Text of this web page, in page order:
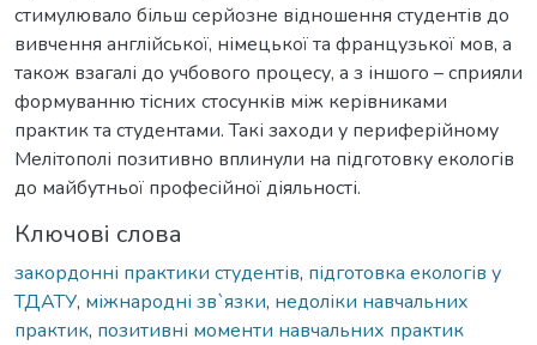
стимулювало більш серйозне відношення студентів до
вивчення англійської, німецької та французької мов, а
також взагалі до учбового процесу, а з іншого – сприяли
формуванню тісних стосунків між керівниками
практик та студентами. Такі заходи у периферійному
Мелітополі позитивно вплинули на підготовку екологів
до майбутньої професійної діяльності.
Ключові слова
закордонні практики студентів, підготовка екологів у
ТДАТУ, міжнародні зв`язки, недоліки навчальних
практик, позитивні моменти навчальних практик